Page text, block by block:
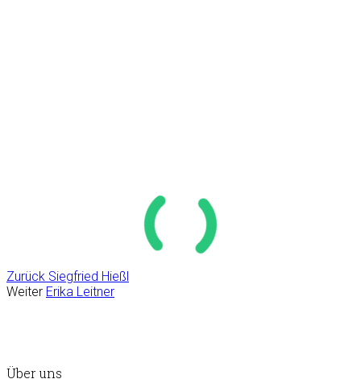
Zurück Siegfried Hießl
Weiter Erika Leitner
Über uns